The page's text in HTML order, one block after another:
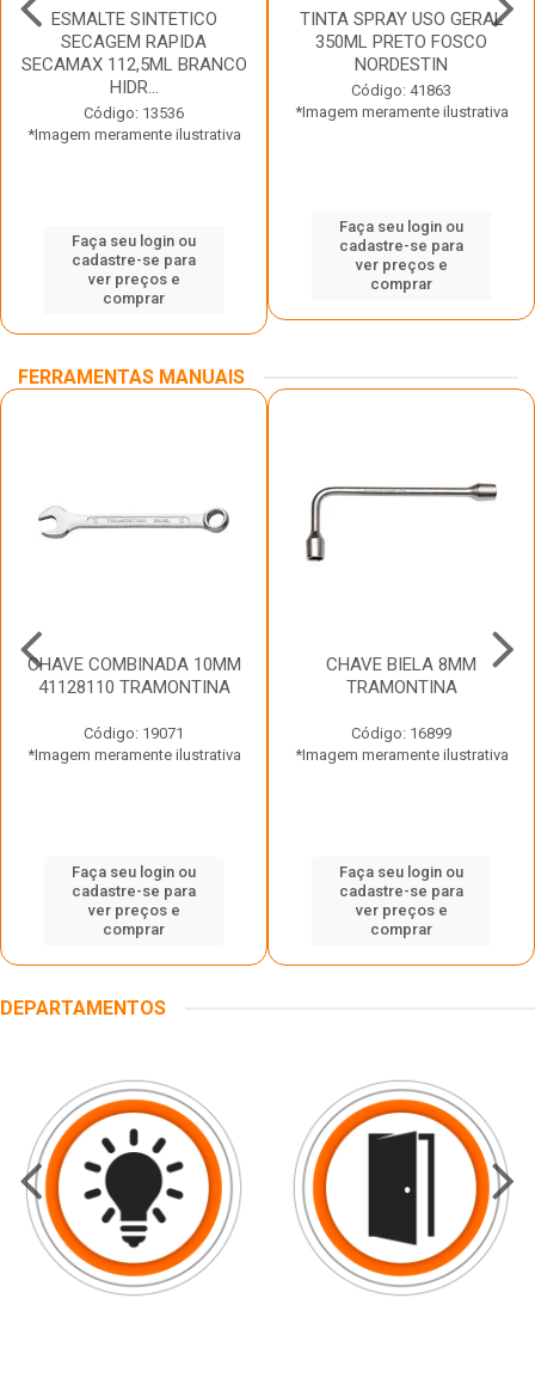
ESMALTE SINTETICO
SECAGEM RAPIDA
SECAMAX 112,5ML BRANCO
HIDR...
Código: 13536
*Imagem meramente ilustrativa
Faça seu login ou
cadastre-se para
ver preços e
comprar
TINTA SPRAY USO GERAL
350ML PRETO FOSCO
NORDESTIN
Código: 41863
*Imagem meramente ilustrativa
Faça seu login ou
cadastre-se para
ver preços e
comprar
FERRAMENTAS MANUAIS
CHAVE COMBINADA 10MM
41128110 TRAMONTINA
Código: 19071
*Imagem meramente ilustrativa
Faça seu login ou
cadastre-se para
ver preços e
comprar
CHAVE BIELA 8MM
TRAMONTINA
Código: 16899
*Imagem meramente ilustrativa
Faça seu login ou
cadastre-se para
ver preços e
comprar
DEPARTAMENTOS